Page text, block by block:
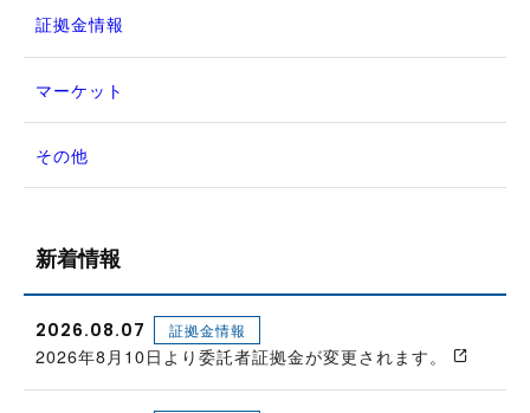
証拠金情報
マーケット
その他
新着情報
2026.08.07 証拠金情報
2026年8月10日より委託者証拠金が変更されます。